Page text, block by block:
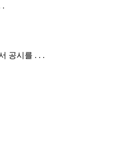
.
공시를 . . .